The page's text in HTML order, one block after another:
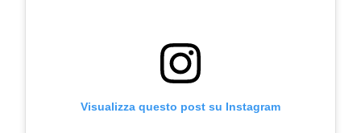
Visualizza questo post su Instagram